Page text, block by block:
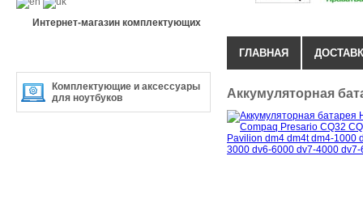
Интернет-магазин комплектующих
Комплектующие и аксессуары
для ноутбуков
ГЛАВНАЯ
Аккумуляторная